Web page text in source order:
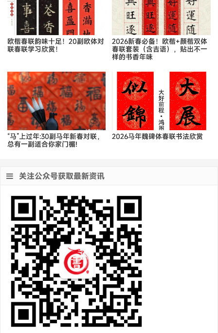
欧楷春联韵味十足！20副欧体对
联春联学习欣赏！
2026新春必备！欧楷+颜楷双体
春联套装（含吉语），贴出不一
样的书香年味
“马”上过年:30副马年新春对联，
总有一副适合你家门楣!
2026马年魏碑体春联书法欣赏
关注公众号获取最新资讯